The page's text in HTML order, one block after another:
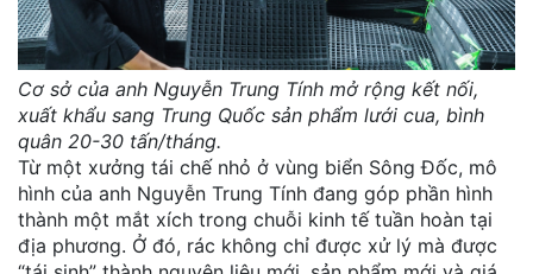
Cơ sở của anh Nguyễn Trung Tính mở rộng kết nối,
xuất khẩu sang Trung Quốc sản phẩm lưới cua, bình
quân 20-30 tấn/tháng.
Từ một xưởng tái chế nhỏ ở vùng biển Sông Đốc, mô
hình của anh Nguyễn Trung Tính đang góp phần hình
thành một mắt xích trong chuỗi kinh tế tuần hoàn tại
địa phương. Ở đó, rác không chỉ được xử lý mà được